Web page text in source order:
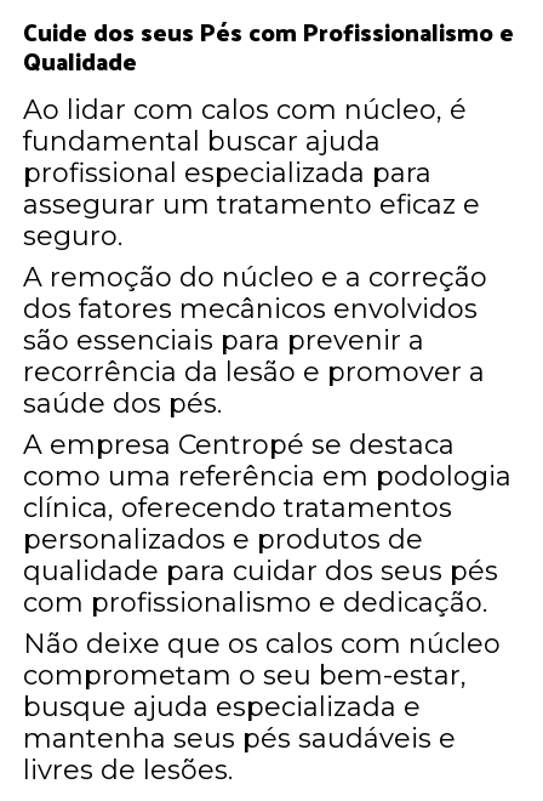
Cuide dos seus Pés com Profissionalismo e
Qualidade
Ao lidar com calos com núcleo, é
fundamental buscar ajuda
profissional especializada para
assegurar um tratamento eficaz e
seguro.
A remoção do núcleo e a correção
dos fatores mecânicos envolvidos
são essenciais para prevenir a
recorrência da lesão e promover a
saúde dos pés.
A empresa Centropé se destaca
como uma referência em podologia
clínica, oferecendo tratamentos
personalizados e produtos de
qualidade para cuidar dos seus pés
com profissionalismo e dedicação.
Não deixe que os calos com núcleo
comprometam o seu bem-estar,
busque ajuda especializada e
mantenha seus pés saudáveis e
livres de lesões.